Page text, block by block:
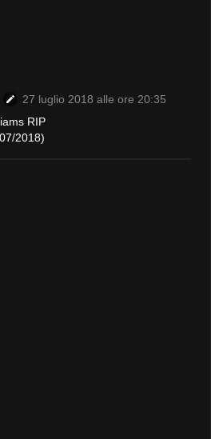
27 luglio 2018 alle ore 20:35
RIP
2018)